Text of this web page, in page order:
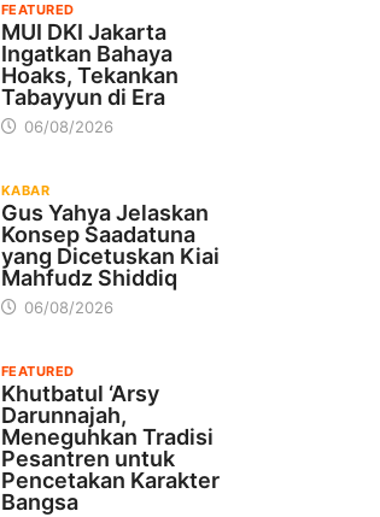
FEATURED
MUI DKI Jakarta
Ingatkan Bahaya
Hoaks, Tekankan
Tabayyun di Era
06/08/2026
KABAR
Gus Yahya Jelaskan
Konsep Saadatuna
yang Dicetuskan Kiai
Mahfudz Shiddiq
06/08/2026
FEATURED
Khutbatul ‘Arsy
Darunnajah,
Meneguhkan Tradisi
Pesantren untuk
Pencetakan Karakter
Bangsa